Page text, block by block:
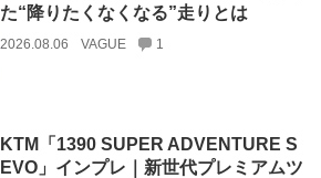
た“降りたくなくなる”走りとは
2026.08.06 VAGUE 1
KTM「1390 SUPER ADVENTURE S
EVO」インプレ｜新世代プレミアムツ